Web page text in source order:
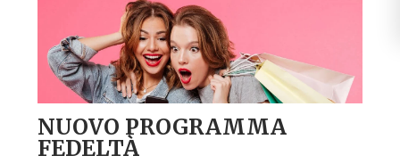
NUOVO PROGRAMMA
FEDELTÀ